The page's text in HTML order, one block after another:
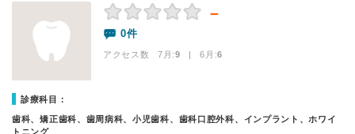
－
0件
アクセス数 7月:9 | 6月:6
診療科目：
歯科、矯正歯科、歯周病科、小児歯科、歯科口腔外科、インプラント、ホワイ
トニング